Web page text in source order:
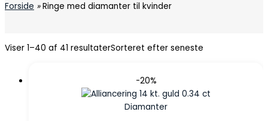
Forside » Ringe med diamanter til kvinder
Viser 1–40 af 41 resultaterSorteret efter seneste
-20%
Diamanter